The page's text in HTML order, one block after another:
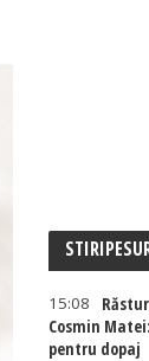
15:08
Cosmin
pentru dopaj